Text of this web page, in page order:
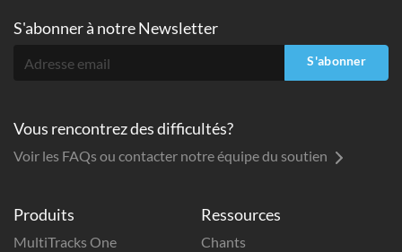
Produits
MultiTracks One
Ressources
Chants
S'abonner à notre Newsletter
S'abonner
Vous rencontrez des difficultés?
Voir les FAQs ou contacter notre équipe du soutien